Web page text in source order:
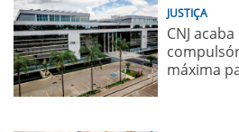
JUSTIÇA
CNJ
máxima